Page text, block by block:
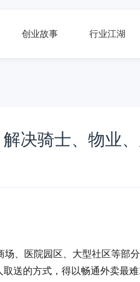
创业故事 行业江湖
决骑士、物业
、医院园区、大型社区等部
送的方式，得以畅通外卖最